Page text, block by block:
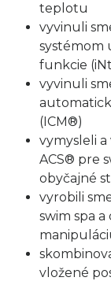
teplotu
vyvinuli
systémom
funkcie
vyvinuli
(ICM®)
vymysleli
ACS® pre
obyčajné
vyrobili
swim spa
vložené